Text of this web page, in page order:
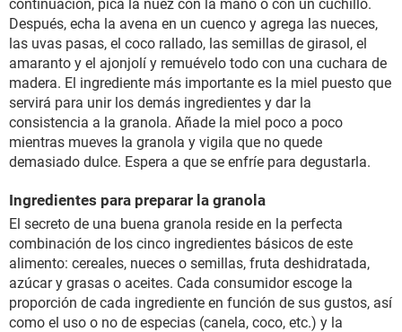
continuación, pica la nuez con la mano o con un cuchillo.
Después, echa la avena en un cuenco y agrega las nueces,
las uvas pasas, el coco rallado, las semillas de girasol, el
amaranto y el ajonjolí y remuévelo todo con una cuchara de
madera. El ingrediente más importante es la miel puesto que
servirá para unir los demás ingredientes y dar la
consistencia a la granola. Añade la miel poco a poco
mientras mueves la granola y vigila que no quede
demasiado dulce. Espera a que se enfríe para degustarla.
Ingredientes para preparar la granola
El secreto de una buena granola reside en la perfecta
combinación de los cinco ingredientes básicos de este
alimento: cereales, nueces o semillas, fruta deshidratada,
azúcar y grasas o aceites. Cada consumidor escoge la
proporción de cada ingrediente en función de sus gustos, así
como el uso o no de especias (canela, coco, etc.) y la